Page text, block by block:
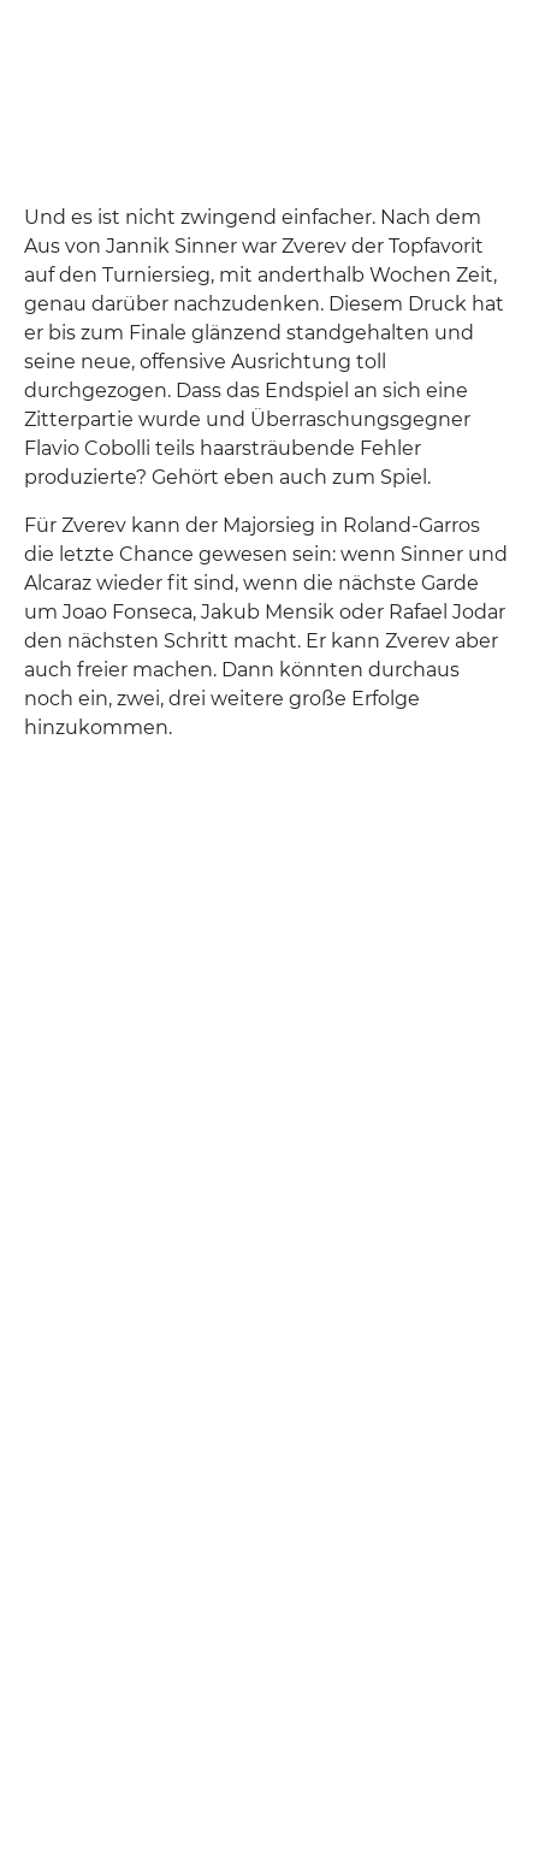
Und es ist nicht zwingend einfacher. Nach dem
Aus von Jannik Sinner war Zverev der Topfavorit
auf den Turniersieg, mit anderthalb Wochen Zeit,
genau darüber nachzudenken. Diesem Druck hat
er bis zum Finale glänzend standgehalten und
seine neue, offensive Ausrichtung toll
durchgezogen. Dass das Endspiel an sich eine
Zitterpartie wurde und Überraschungsgegner
Flavio Cobolli teils haarsträubende Fehler
produzierte? Gehört eben auch zum Spiel.
Für Zverev kann der Majorsieg in Roland-Garros
die letzte Chance gewesen sein: wenn Sinner und
Alcaraz wieder fit sind, wenn die nächste Garde
um Joao Fonseca, Jakub Mensik oder Rafael Jodar
den nächsten Schritt macht. Er kann Zverev aber
auch freier machen. Dann könnten durchaus
noch ein, zwei, drei weitere große Erfolge
hinzukommen.